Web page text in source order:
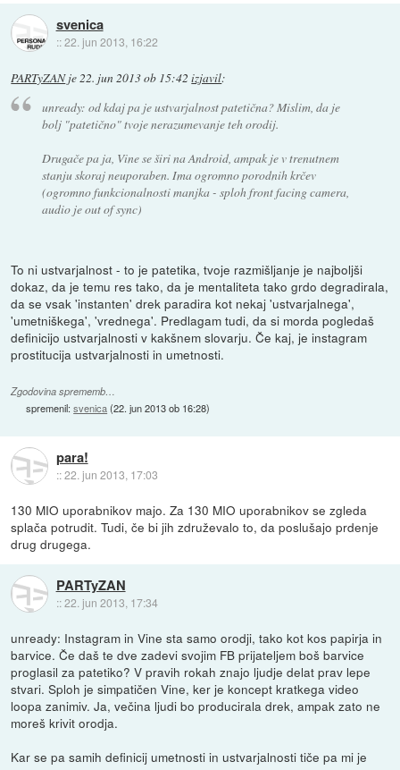
svenica
::22. jun 2013, 16:22
PARTyZANje22. jun 2013 ob 15:42 izjavil:
unready: od kdaj pa je ustvarjalnost patetična? Mislim, da je
bolj "patetično" tvoje nerazumevanje teh orodij.
Drugače pa ja, Vine se širi na Android, ampak je v trenutnem
stanju skoraj neuporaben. Ima ogromno porodnih krčev
(ogromno funkcionalnosti manjka - sploh front facing camera,
audio je out of sync)
To ni ustvarjalnost - to je patetika, tvoje razmišljanje je najboljši
dokaz, da je temu res tako, da je mentaliteta tako grdo degradirala,
da se vsak 'instanten' drek paradira kot nekaj 'ustvarjalnega',
'umetniškega', 'vrednega'. Predlagam tudi, da si morda pogledaš
definicijo ustvarjalnosti v kakšnem slovarju. Če kaj, je instagram
prostitucija ustvarjalnosti in umetnosti.
Zgodovina sprememb…
spremenil:svenica(22. jun 2013 ob 16:28)
para!
::22. jun 2013, 17:03
130 MIO uporabnikov majo. Za 130 MIO uporabnikov se zgleda
splača potrudit. Tudi, če bi jih združevalo to, da poslušajo prdenje
drug drugega.
PARTyZAN
::22. jun 2013, 17:34
unready: Instagram in Vine sta samo orodji, tako kot kos papirja in
barvice. Če daš te dve zadevi svojim FB prijateljem boš barvice
proglasil za patetiko? V pravih rokah znajo ljudje delat prav lepe
stvari. Sploh je simpatičen Vine, ker je koncept kratkega video
loopa zanimiv. Ja, večina ljudi bo producirala drek, ampak zato ne
moreš krivit orodja.
Kar se pa samih definicij umetnosti in ustvarjalnosti tiče pa mi je